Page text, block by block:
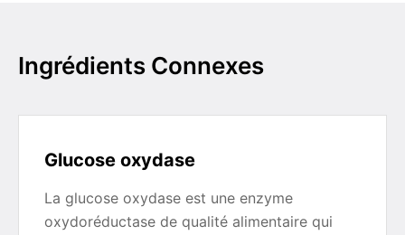
Ingrédients Connexes
Glucose oxydase
La glucose oxydase est une enzyme
oxydoréductase de qualité alimentaire qui